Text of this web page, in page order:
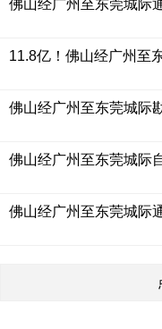
佛山经广州至东莞城际
11.8亿！佛山经广州至
佛山经广州至东莞城际
佛山经广州至东莞城际
佛山经广州至东莞城际